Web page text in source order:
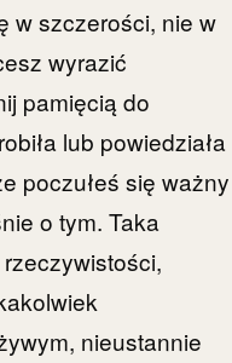
w szczerości, nie w
wyrazić
pamięcią do
lub powiedziała
poczułeś się ważny
o tym. Taka
nieustannie